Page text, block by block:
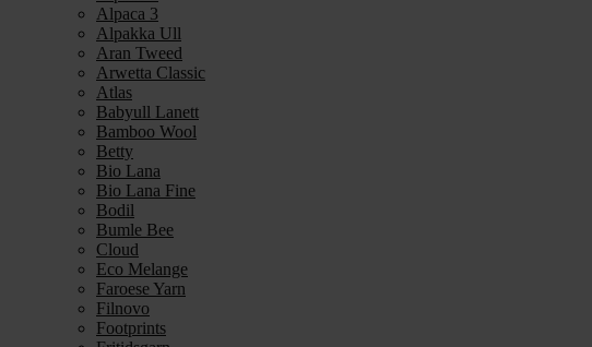
Alpaca 3
Alpakka Ull
Aran Tweed
Arwetta Classic
Atlas
Babyull Lanett
Bamboo Wool
Betty
Bio Lana
Bio Lana Fine
Bodil
Bumle Bee
Cloud
Eco Melange
Faroese Yarn
Filnovo
Footprints